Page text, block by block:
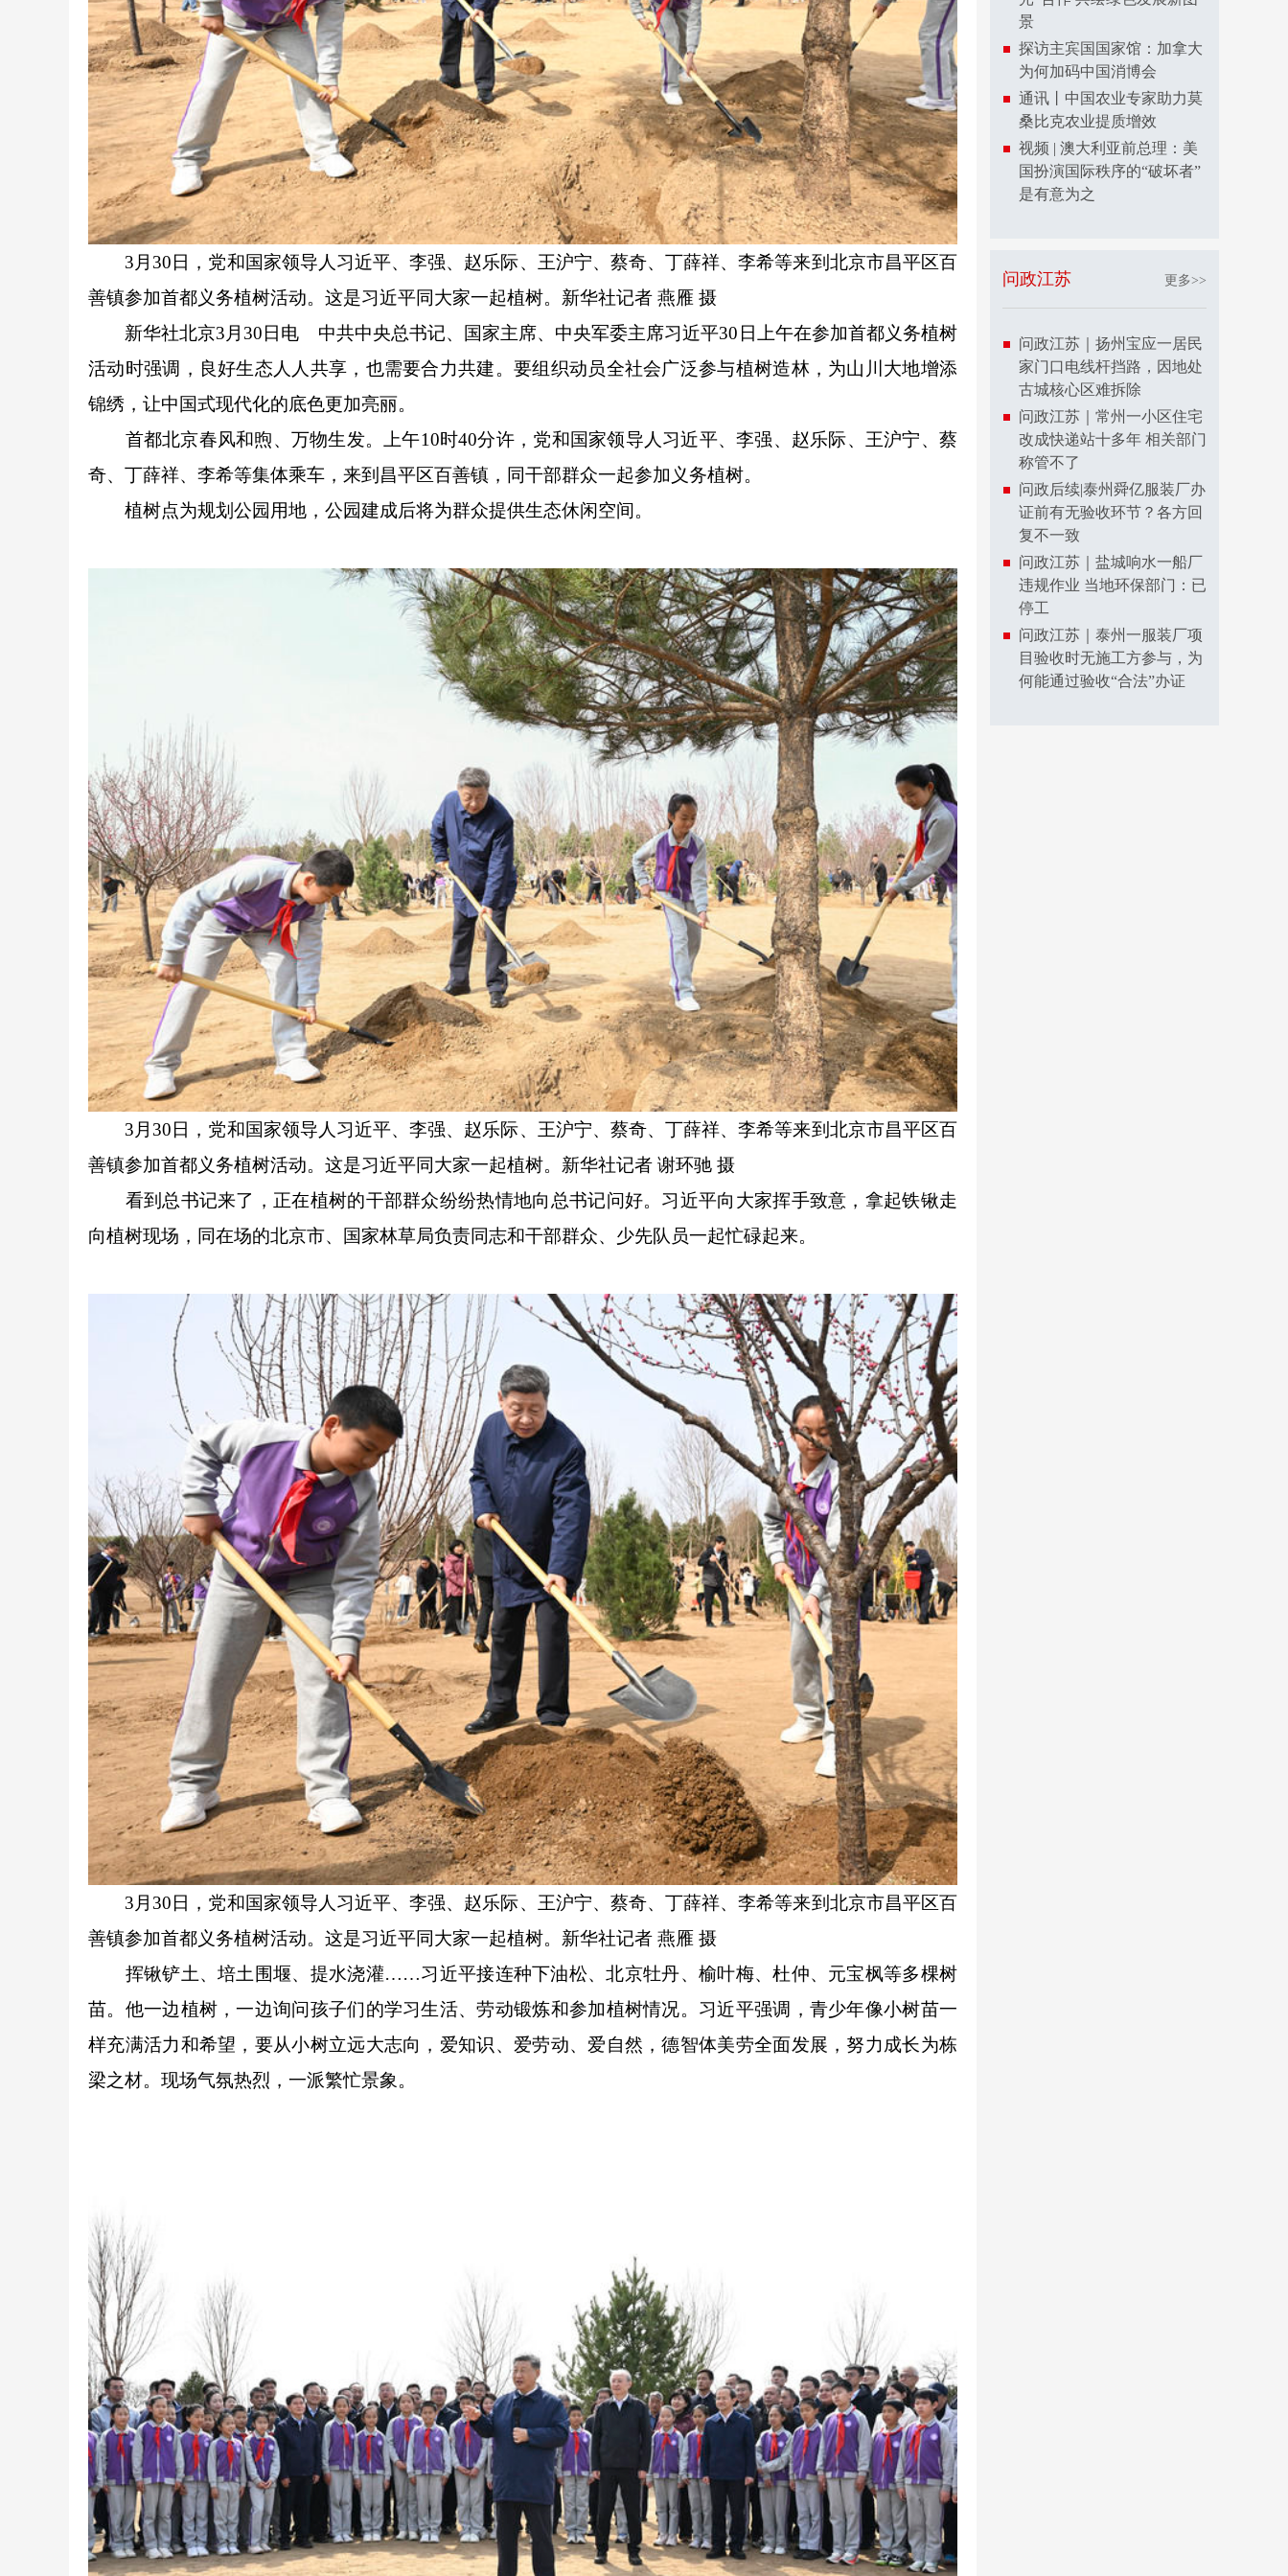
3月30日，党和国家领导人习近平、李强、赵乐际、王沪宁、蔡奇、丁薛祥、李希等来到北京市昌平区百
善镇参加首都义务植树活动。这是习近平同大家一起植树。新华社记者 燕雁 摄
新华社北京3月30日电 中共中央总书记、国家主席、中央军委主席习近平30日上午在参加首都义务植树
活动时强调，良好生态人人共享，也需要合力共建。要组织动员全社会广泛参与植树造林，为山川大地增添
锦绣，让中国式现代化的底色更加亮丽。
首都北京春风和煦、万物生发。上午10时40分许，党和国家领导人习近平、李强、赵乐际、王沪宁、蔡
奇、丁薛祥、李希等集体乘车，来到昌平区百善镇，同干部群众一起参加义务植树。
植树点为规划公园用地，公园建成后将为群众提供生态休闲空间。
3月30日，党和国家领导人习近平、李强、赵乐际、王沪宁、蔡奇、丁薛祥、李希等来到北京市昌平区百
善镇参加首都义务植树活动。这是习近平同大家一起植树。新华社记者 谢环驰 摄
看到总书记来了，正在植树的干部群众纷纷热情地向总书记问好。习近平向大家挥手致意，拿起铁锹走
向植树现场，同在场的北京市、国家林草局负责同志和干部群众、少先队员一起忙碌起来。
3月30日，党和国家领导人习近平、李强、赵乐际、王沪宁、蔡奇、丁薛祥、李希等来到北京市昌平区百
善镇参加首都义务植树活动。这是习近平同大家一起植树。新华社记者 燕雁 摄
挥锹铲土、培土围堰、提水浇灌……习近平接连种下油松、北京牡丹、榆叶梅、杜仲、元宝枫等多棵树
苗。他一边植树，一边询问孩子们的学习生活、劳动锻炼和参加植树情况。习近平强调，青少年像小树苗一
样充满活力和希望，要从小树立远大志向，爱知识、爱劳动、爱自然，德智体美劳全面发展，努力成长为栋
梁之材。现场气氛热烈，一派繁忙景象。
景
探访主宾国国家馆：加拿大
为何加码中国消博会
通讯丨中国农业专家助力莫
桑比克农业提质增效
视频 | 澳大利亚前总理：美
国扮演国际秩序的“破坏者”
是有意为之
问政江苏 更多>>
问政江苏｜扬州宝应一居民
家门口电线杆挡路，因地处
古城核心区难拆除
问政江苏｜常州一小区住宅
改成快递站十多年 相关部门
称管不了
问政后续|泰州舜亿服装厂办
证前有无验收环节？各方回
复不一致
问政江苏｜盐城响水一船厂
违规作业 当地环保部门：已
停工
问政江苏｜泰州一服装厂项
目验收时无施工方参与，为
何能通过验收“合法”办证